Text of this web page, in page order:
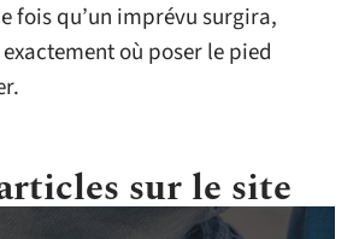
fois qu’un imprévu surgira,
où poser le pied
sur le site